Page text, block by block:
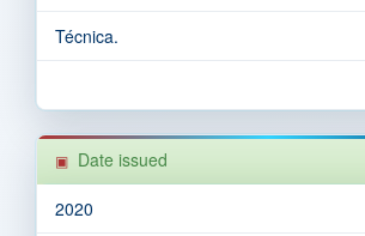
Técnica.
Date issued
2020